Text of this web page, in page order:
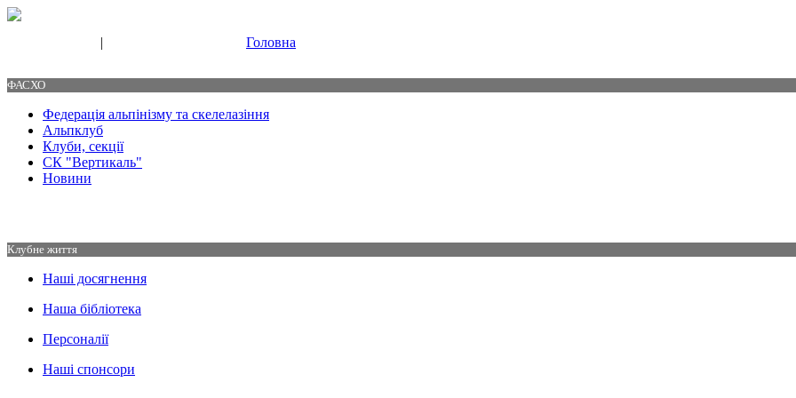
| Головна
ФАСХО
Федерація альпінізму та скелелазіння
Альпклуб
Клуби, секції
СК "Вертикаль"
Новини
Клубне життя
Наші досягнення
Наша бібліотека
Персоналії
Наші спонсори